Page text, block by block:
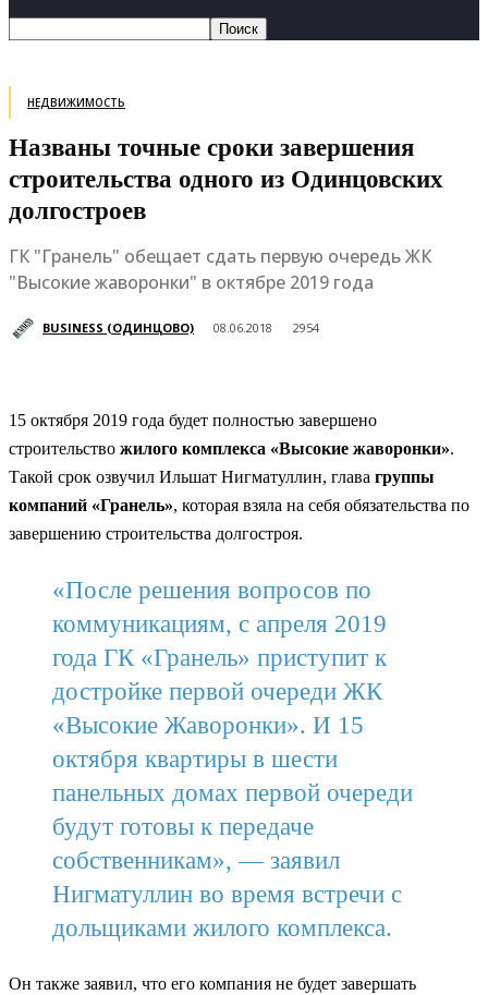
НЕДВИЖИМОСТЬ
Названы точные сроки завершения
строительства одного из Одинцовских
долгостроев
ГК "Гранель" обещает сдать первую очередь ЖК
"Высокие жаворонки" в октябре 2019 года
BUSINESS (ОДИНЦОВО) 08.06.2018 2954
15 октября 2019 года будет полностью завершено
строительство жилого комплекса «Высокие жаворонки».
Такой срок озвучил Ильшат Нигматуллин, глава группы
компаний «Гранель», которая взяла на себя обязательства по
завершению строительства долгостроя.
«После решения вопросов по
коммуникациям, с апреля 2019
года ГК «Гранель» приступит к
достройке первой очереди ЖК
«Высокие Жаворонки». И 15
октября квартиры в шести
панельных домах первой очереди
будут готовы к передаче
собственникам», — заявил
Нигматуллин во время встречи с
дольщиками жилого комплекса.
Он также заявил, что его компания не будет завершать